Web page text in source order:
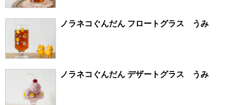
ノラネコぐんだん フロートグラス うみ
ノラネコぐんだん デザートグラス うみ